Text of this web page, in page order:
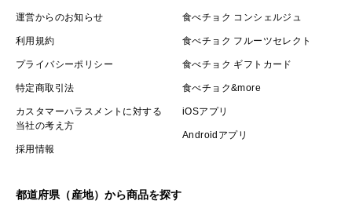
運営からのお知らせ
利用規約
プライバシーポリシー
特定商取引法
カスタマーハラスメントに対する
当社の考え方
採用情報
食べチョク コンシェルジュ
食べチョク フルーツセレクト
食べチョク ギフトカード
食べチョク&more
iOSアプリ
Androidアプリ
都道府県（産地）から商品を探す